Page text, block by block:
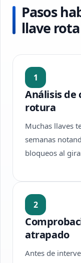
Pasos
llave
1
Análisis de
rotura
Muchas llaves
semanas
bloqueos al
2
atrapado
Antes de